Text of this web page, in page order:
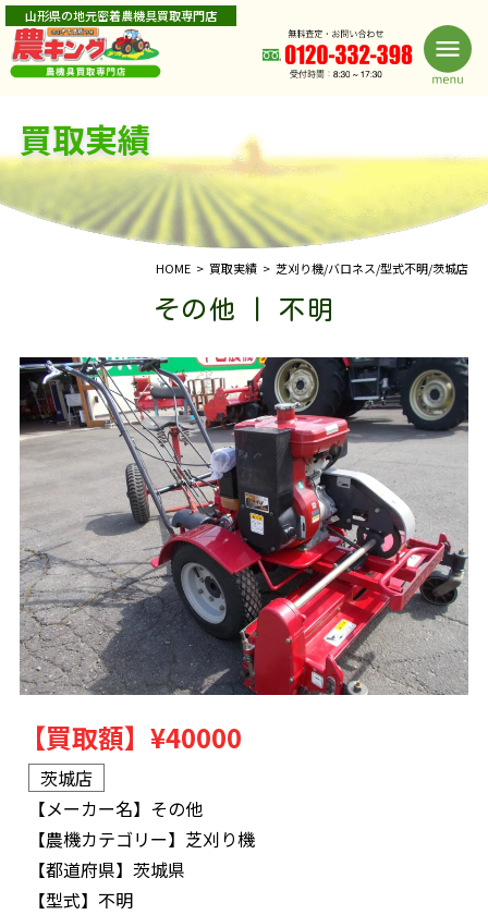
山形県の地元密着農機具買取専門店
買取実績
HOME 買取実績 芝刈り機/バロネス/型式不明/茨城店
その他 | 不明
【買取額】 ¥40000
茨城店
【メーカー名】 その他
【農機カテゴリー】 芝刈り機
【都道府県】 茨城県
【型式】 不明